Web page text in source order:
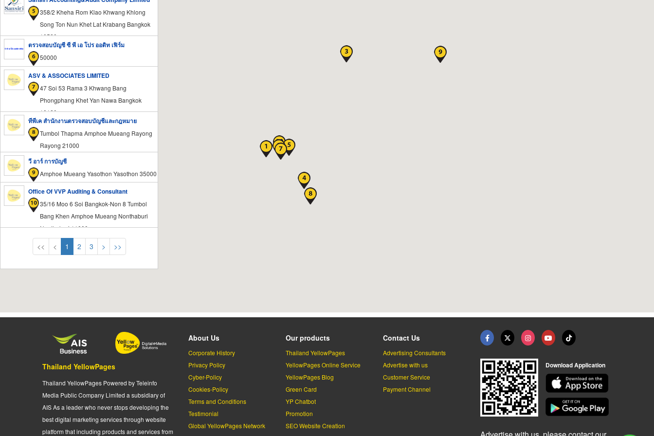
358/2 Kheha Rom Klao Khwang Khlong
Song Ton Nun Khet Lat Krabang Bangkok
10520
ตรวจสอบบัญชี ซี พี เอ โปร ออดิท เฟิร์ม
50000
ASV & ASSOCIATES LIMITED
47 Soi 53 Rama 3 Khwang Bang
Phongphang Khet Yan Nawa Bangkok
10120
ทีพีเค สำนักงานตรวจสอบบัญชีและกฎหมาย
Tumbol Thapma Amphoe Mueang Rayong
Rayong 21000
วี อาร์ การบัญชี
Amphoe Mueang Yasothon Yasothon 35000
Office Of VVP Auditing & Consultant
35/16 Moo 6 Soi Bangkok-Non 8 Tumbol
Bang Khen Amphoe Mueang Nonthaburi
Nonthaburi 11000
<< < 1 2 3 > >>
Thailand YellowPages
Thailand YellowPages Powered by Teleinfo
Media Public Company Limited a subsidiary of
AIS As a leader who never stops developing the
best digital marketing services through website
platform that including products and services from
About Us
Corporate History
Privacy Policy
Cyber-Policy
Cookies-Policy
Terms and Conditions
Testimonial
Global YellowPages Network
Our products
Thailand YellowPages
YellowPages Online Service
YellowPages Blog
Green Card
YP Chatbot
Promotion
SEO Website Creation
Contact Us
Advertising Consultants
Advertise with us
Customer Service
Payment Channel
Download Application